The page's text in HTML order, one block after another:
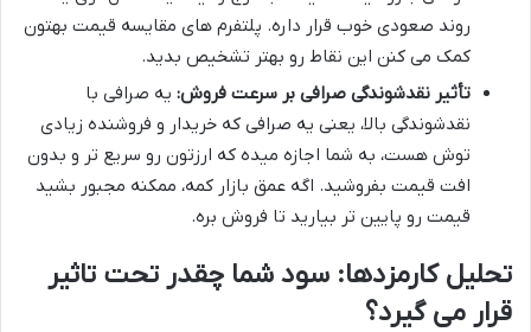
روند صعودی خوب قرار داره. پلتفرم های مقایسه قیمت بهتون
کمک می کنن این نقاط رو بهتر تشخیص بدید.
تأثیر نقدشوندگی صرافی بر سرعت فروش: یه صرافی با
نقدشوندگی بالا، یعنی یه صرافی که خریدار و فروشنده زیادی
توش هست، به شما اجازه میده که ارزتون رو سریع تر و بدون
افت قیمت بفروشید. اگه عمق بازار کمه، ممکنه مجبور بشید
قیمت رو پایین تر بیارید تا فروش بره.
تحلیل کارمزدها: سود شما چقدر تحت تاثیر
قرار می گیرد؟